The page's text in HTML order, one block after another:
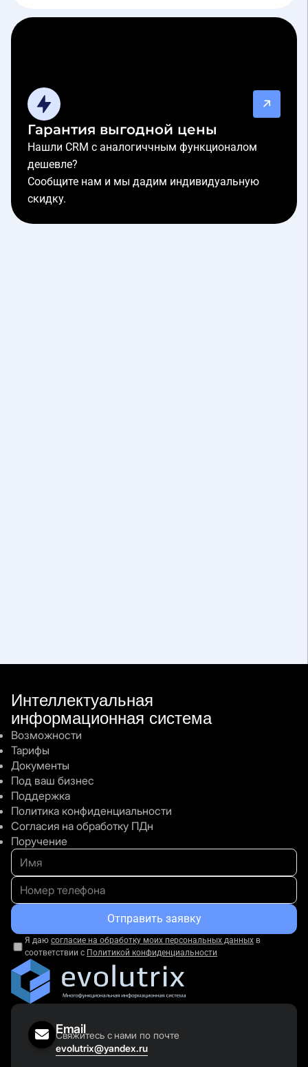
Гарантия выгодной цены
Нашли CRM с аналогиччным функционалом
дешевле?
Сообщите нам и мы дадим индивидуальную
скидку.
FAQ
Как работают сделки?
Мы будем рады Вамвсе
объяснить.
Оставьте свой контактный телефон и наш
специалист свяжется с Вами.
Связаться
Интеллектуальная
информационная система
Возможности
Тарифы
Документы
Под ваш бизнес
Поддержка
Политика конфиденциальности
Согласия на обработку ПДн
Поручение
Отправить заявку
Я даю согласие на обработку моих персональных данных в
соответствии с Политикой конфиденциальности
Email
Свяжитесь с нами по почте
evolutrix@yandex.ru